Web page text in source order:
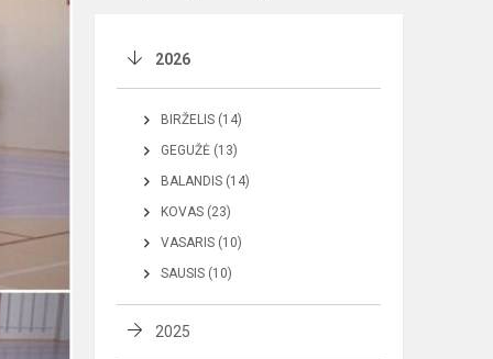
2026
BIRŽELIS (14)
GEGUŽĖ (13)
BALANDIS (14)
KOVAS (23)
VASARIS (10)
SAUSIS (10)
2025